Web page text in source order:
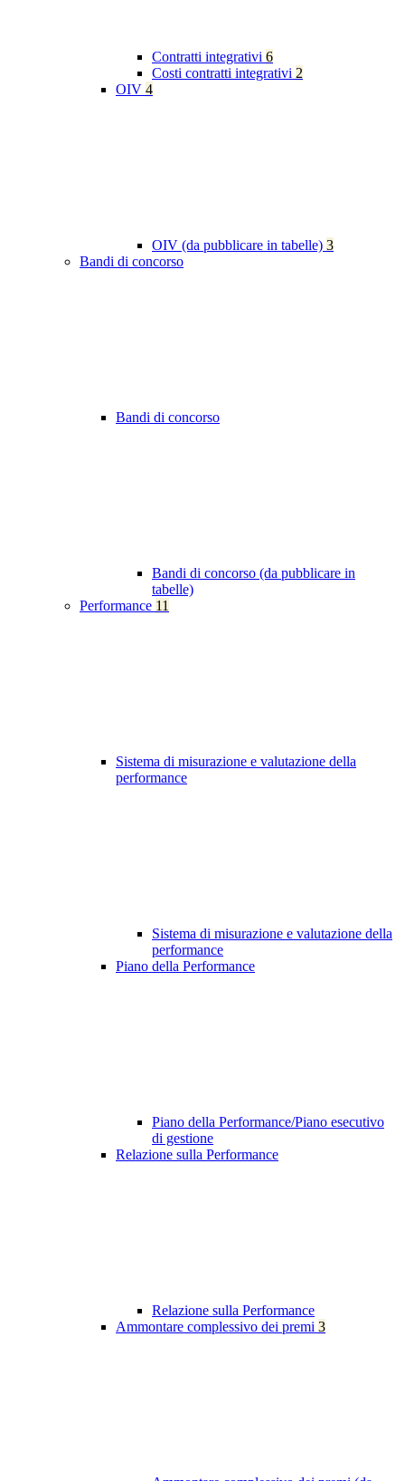
Contratti integrativi 6
Costi contratti integrativi 2
OIV 4
OIV (da pubblicare in tabelle) 3
Bandi di concorso
Bandi di concorso
Bandi di concorso (da pubblicare in
tabelle)
Performance 11
Sistema di misurazione e valutazione della
performance
Sistema di misurazione e valutazione della
performance
Piano della Performance
Piano della Performance/Piano esecutivo
di gestione
Relazione sulla Performance
Relazione sulla Performance
Ammontare complessivo dei premi 3